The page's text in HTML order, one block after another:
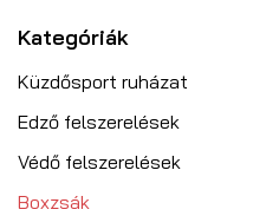
Kategóriák
Küzdősport ruházat
Edző felszerelések
Védő felszerelések
Boxzsák